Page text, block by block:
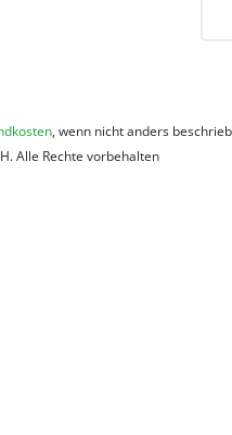
, wenn nicht anders
Alle Rechte vorbehalten